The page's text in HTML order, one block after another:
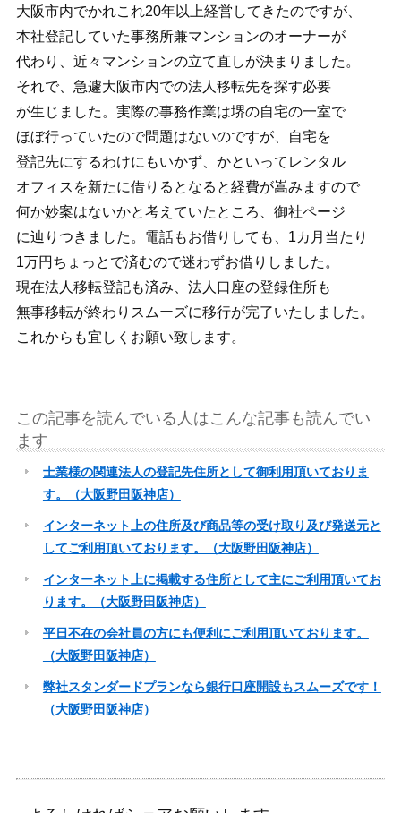
大阪市内でかれこれ20年以上経営してきたのですが、
本社登記していた事務所兼マンションのオーナーが
代わり、近々マンションの立て直しが決まりました。
それで、急遽大阪市内での法人移転先を探す必要
が生じました。実際の事務作業は堺の自宅の一室で
ほぼ行っていたので問題はないのですが、自宅を
登記先にするわけにもいかず、かといってレンタル
オフィスを新たに借りるとなると経費が嵩みますので
何か妙案はないかと考えていたところ、御社ページ
に辿りつきました。電話もお借りしても、1カ月当たり
1万円ちょっとで済むので迷わずお借りしました。
現在法人移転登記も済み、法人口座の登録住所も
無事移転が終わりスムーズに移行が完了いたしました。
これからも宜しくお願い致します。
この記事を読んでいる人はこんな記事も読んでい
ます
士業様の関連法人の登記先住所として御利用頂いておりま
す。（大阪野田阪神店）
インターネット上の住所及び商品等の受け取り及び発送元と
してご利用頂いております。（大阪野田阪神店）
インターネット上に掲載する住所として主にご利用頂いてお
ります。（大阪野田阪神店）
平日不在の会社員の方にも便利にご利用頂いております。
（大阪野田阪神店）
弊社スタンダードプランなら銀行口座開設もスムーズです！
（大阪野田阪神店）